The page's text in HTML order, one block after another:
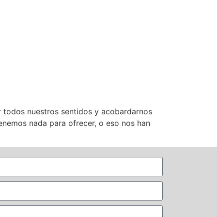
nuestros sentidos y acobardarnos
nada para ofrecer, o eso nos han